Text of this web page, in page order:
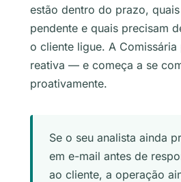
estão dentro do prazo,
pendente e quais precisam
o cliente ligue. A Comissária
reativa — e começa a se
proativamente.
Se o seu analista ainda
em e-mail antes de
ao cliente, a operação